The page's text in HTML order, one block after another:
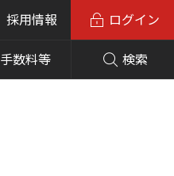
採用情報
手数料等 検索
ログイン